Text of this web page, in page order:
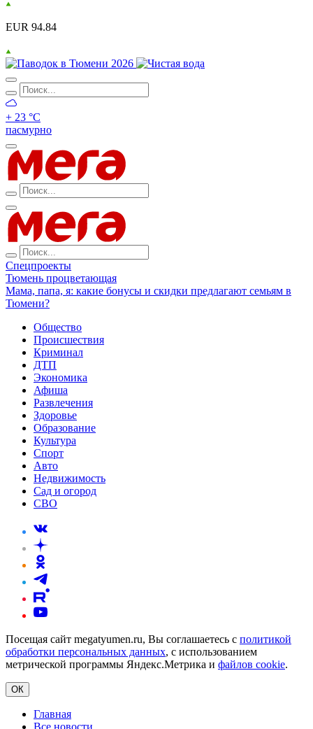
EUR 94.84
+ 23 °С
пасмурно
Спецпроекты
Тюмень процветающая
Мама, папа, я: какие бонусы и скидки предлагают семьям в
Тюмени?
Общество
Происшествия
Криминал
ДТП
Экономика
Афиша
Развлечения
Здоровье
Образование
Культура
Спорт
Авто
Недвижимость
Сад и огород
СВО
Посещая сайт megatyumen.ru, Вы соглашаетесь с политикой
обработки персональных данных, с использованием
метрической программы Яндекс.Метрика и файлов cookie.
ОК
Главная